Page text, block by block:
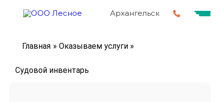
Архангельск
Главная » Оказываем услуги »
Судовой инвентарь